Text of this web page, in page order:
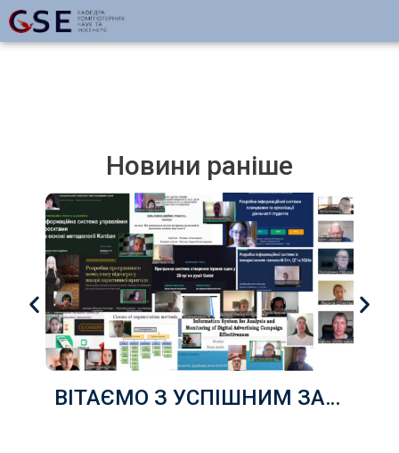
Новини раніше
ВІТАЄМО З УСПІШНИМ ЗАХИСТОМ КВАЛІФІКАЦІЙНИХ РОБОТ здобувачів груп КІ-22д, КІ-22з, КН-22д, КН-22з ,